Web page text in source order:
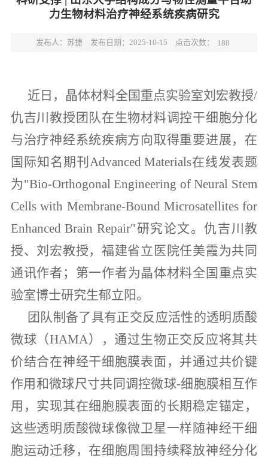
力生物材料治疗神经系统疾病研究
发布人：苏捷 发布日期：2025-10-15 点击次数： 180
近日，晶体材料全国重点实验室刘宏教授/
仇吉川教授团队在生物材料调控干细胞分化
与治疗神经系统疾病方向取得重要进展，在
国际知名期刊Advanced Materials在线发表题
为"Bio-Orthogonal Engineering of Neural Stem
Cells with Membrane-Bound Microsatellites for
Enhanced Brain Repair"研究论文。仇吉川教
授、刘宏教授，福建省立医院任美霞为共同
通讯作者；第一作者为晶体材料全国重点实
验室博士研究生郁立阳。
团队制备了具有正交反应活性的透明质酸
微球（HAMA），通过生物正交反应将其共
价结合在神经干细胞膜表面，并通过共价键
作用和微球尺寸共同调控微球-细胞膜相互作
用，实现其在细胞膜表面的长期稳定锚定，
这些透明质酸微球像微卫星一样随神经干细
胞运动迁移，在细胞周围持续释放神经分化